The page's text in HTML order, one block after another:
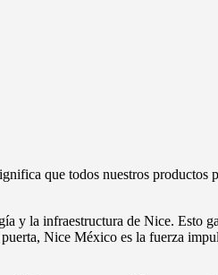
que todos nuestros productos
y la infraestructura de Nice. Esto
Nice México es la fuerza